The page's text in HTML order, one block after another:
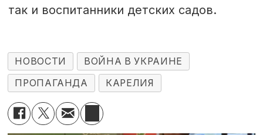
так и воспитанники детских садов.
НОВОСТИ
ВОЙНА В УКРАИНЕ
ПРОПАГАНДА
КАРЕЛИЯ